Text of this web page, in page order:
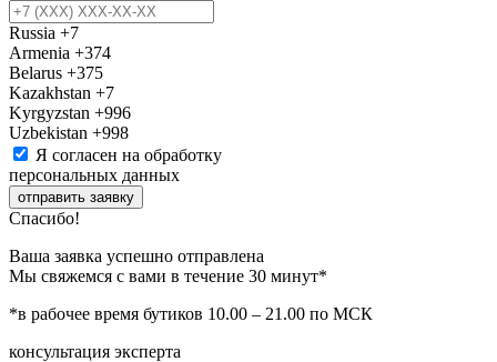
Russia +7
Armenia +374
Belarus +375
Kazakhstan +7
Kyrgyzstan +996
Uzbekistan +998
Я согласен на обработку
персональных данных
отправить заявку
Спасибо!
Ваша заявка успешно отправлена
Мы свяжемся с вами в течение 30 минут*
*в рабочее время бутиков 10.00 – 21.00 по МСК
консультация эксперта